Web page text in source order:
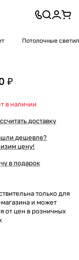
Потолочные
₽
в наличии
доставку
дешевле?
цену!
в подарок
только для
и может
от цен в розничных